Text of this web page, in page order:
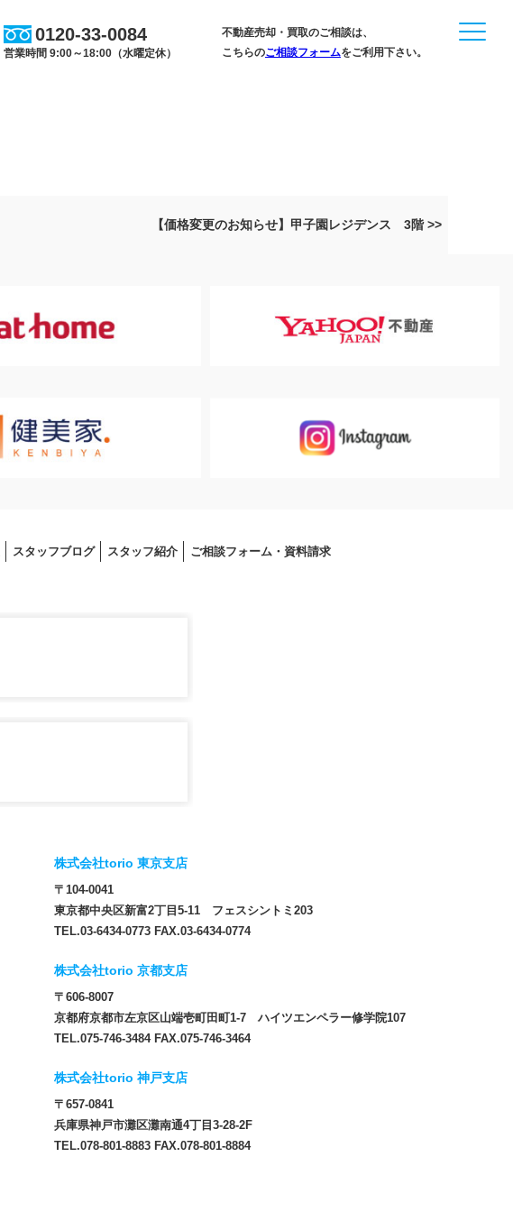
不動産売却・買取のご相談は、
こちらのご相談フォームをご利用下さい。
0120-33-0084
営業時間 9:00～18:00（水曜定休）
【価格変更のお知らせ】甲子園レジデンス 3階 >>
スタッフブログ スタッフ紹介 ご相談フォーム・資料請求
株式会社torio 東京支店
〒104-0041
東京都中央区新富2丁目5-11 フェスシントミ203
TEL.03-6434-0773 FAX.03-6434-0774
株式会社torio 京都支店
〒606-8007
京都府京都市左京区山端壱町田町1-7 ハイツエンペラー修学院107
TEL.075-746-3484 FAX.075-746-3464
株式会社torio 神戸支店
〒657-0841
兵庫県神戸市灘区灘南通4丁目3-28-2F
TEL.078-801-8883 FAX.078-801-8884